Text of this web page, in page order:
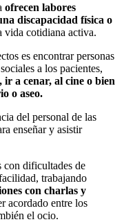
ofrecen labores
discapacidad física o
vida cotidiana activa.
es encontrar personas
a los pacientes,
a cenar, al cine o bien
o aseo.
del personal de las
enseñar y asistir
con dificultades de
trabajando
con charlas y
acordado entre los
el ocio.